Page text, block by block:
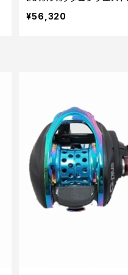
¥56,320